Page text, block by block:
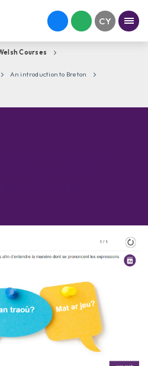
Courses
An introduction to Breton